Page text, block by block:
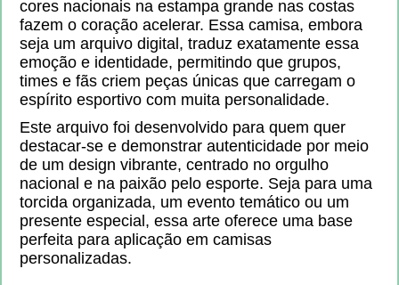
cores nacionais na estampa grande nas costas
fazem o coração acelerar. Essa camisa, embora
seja um arquivo digital, traduz exatamente essa
emoção e identidade, permitindo que grupos,
times e fãs criem peças únicas que carregam o
espírito esportivo com muita personalidade.
Este arquivo foi desenvolvido para quem quer
destacar-se e demonstrar autenticidade por meio
de um design vibrante, centrado no orgulho
nacional e na paixão pelo esporte. Seja para uma
torcida organizada, um evento temático ou um
presente especial, essa arte oferece uma base
perfeita para aplicação em camisas
personalizadas.